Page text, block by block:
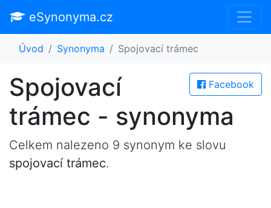
eSynonyma.cz
Úvod Synonyma Spojovací trámec
Facebook
Spojovací
trámec - synonyma
Celkem nalezeno 9 synonym ke slovu
spojovací trámec.